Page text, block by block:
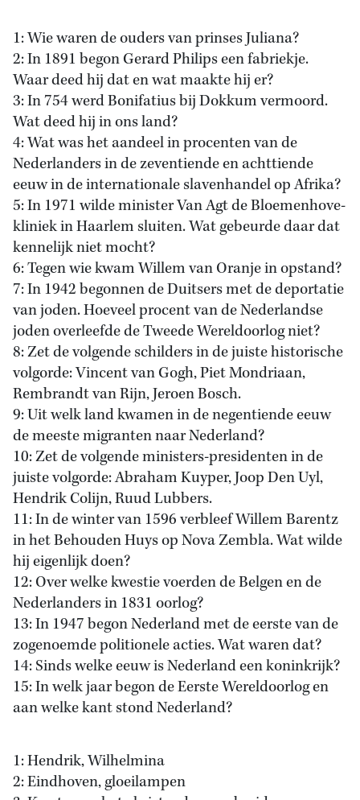
1: Wie waren de ouders van prinses Juliana?
2: In 1891 begon Gerard Philips een fabriekje.
Waar deed hij dat en wat maakte hij er?
3: In 754 werd Bonifatius bij Dokkum vermoord.
Wat deed hij in ons land?
4: Wat was het aandeel in procenten van de
Nederlanders in de zeventiende en achttiende
eeuw in de internationale slavenhandel op Afrika?
5: In 1971 wilde minister Van Agt de Bloemenhove-
kliniek in Haarlem sluiten. Wat gebeurde daar dat
kennelijk niet mocht?
6: Tegen wie kwam Willem van Oranje in opstand?
7: In 1942 begonnen de Duitsers met de deportatie
van joden. Hoeveel procent van de Nederlandse
joden overleefde de Tweede Wereldoorlog niet?
8: Zet de volgende schilders in de juiste historische
volgorde: Vincent van Gogh, Piet Mondriaan,
Rembrandt van Rijn, Jeroen Bosch.
9: Uit welk land kwamen in de negentiende eeuw
de meeste migranten naar Nederland?
10: Zet de volgende ministers-presidenten in de
juiste volgorde: Abraham Kuyper, Joop Den Uyl,
Hendrik Colijn, Ruud Lubbers.
11: In de winter van 1596 verbleef Willem Barentz
in het Behouden Huys op Nova Zembla. Wat wilde
hij eigenlijk doen?
12: Over welke kwestie voerden de Belgen en de
Nederlanders in 1831 oorlog?
13: In 1947 begon Nederland met de eerste van de
zogenoemde politionele acties. Wat waren dat?
14: Sinds welke eeuw is Nederland een koninkrijk?
15: In welk jaar begon de Eerste Wereldoorlog en
aan welke kant stond Nederland?
1: Hendrik, Wilhelmina
2: Eindhoven, gloeilampen